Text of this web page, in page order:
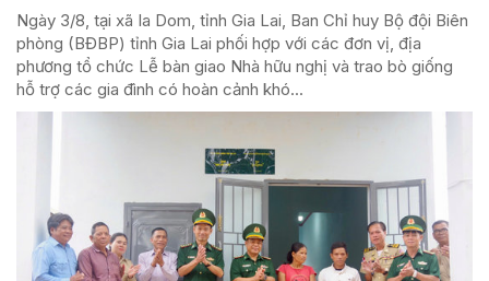
Ngày 3/8, tại xã Ia Dom, tỉnh Gia Lai, Ban Chỉ huy Bộ đội Biên
phòng (BĐBP) tỉnh Gia Lai phối hợp với các đơn vị, địa
phương tổ chức Lễ bàn giao Nhà hữu nghị và trao bò giống
hỗ trợ các gia đình có hoàn cảnh khó...